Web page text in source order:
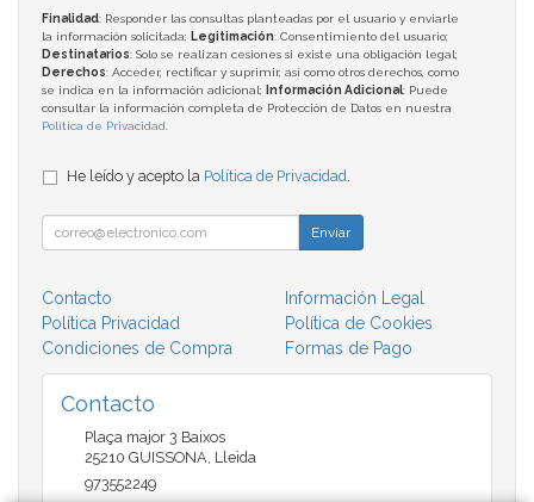
Finalidad: Responder las consultas planteadas por el usuario y enviarle
la información solicitada; Legitimación: Consentimiento del usuario;
Destinatarios: Solo se realizan cesiones si existe una obligación legal;
Derechos: Acceder, rectificar y suprimir, así como otros derechos, como
se indica en la información adicional;
Información Adicional: Puede
consultar la información completa de Protección de Datos en nuestra
Política de Privacidad
He leído y acepto la Política de Privacidad.
Enviar
Contacto
Información Legal
Política Privacidad
Política de Cookies
Condiciones de Compra
Formas de Pago
Contacto
Plaça major 3 Baixos
25210 GUISSONA, Lleida
973552249